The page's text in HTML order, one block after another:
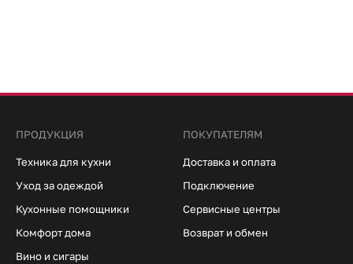
ПРОДУКЦИЯ
Техника для кухни
Уход за одеждой
Кухонные помощники
Комфорт дома
Вино и сигары
ПОКУПАТЕЛЯМ
Доставка и оплата
Подключение
Сервисные центры
Возврат и обмен